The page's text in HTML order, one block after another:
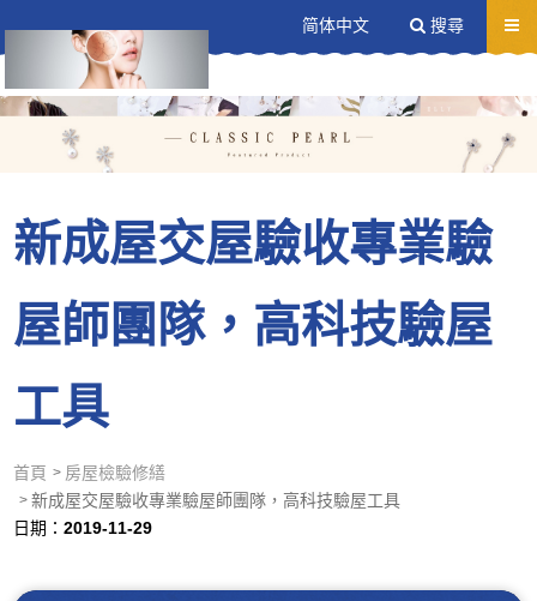
送出
简体中文 搜尋
新成屋交屋驗收專業驗
屋師團隊，高科技驗屋
工具
首頁
房屋檢驗修繕
新成屋交屋驗收專業驗屋師團隊，高科技驗屋工具
日期：2019-11-29